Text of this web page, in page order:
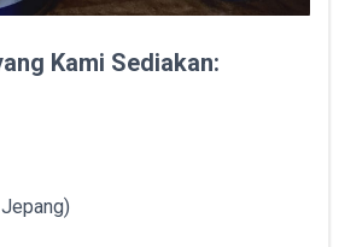
Kami Sediakan: